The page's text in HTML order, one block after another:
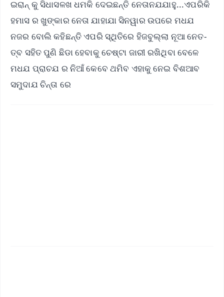
ଇରାନ୍ କୁ ସିଧାସଳଖ ଧମକି ଦେଇଛନ୍ତି ନେତାନଯଯାହୁ...ଏପରିକି
ହମାସ ର ଖୁଙ୍କାର ନେତା ଯାହାଯା ସିନୱାର ଉପରେ ମଧଯ
ନଜର ବୋଲି କହିଛନ୍ତି ଏପରି ସ୍ଥିତିରେ ହିଜବୁଲ୍ଲା ନୂଆ ନେତ-
ତ୍ବ ସହିତ ପୁଣି ଛିଡା ହେବାକୁ ଚେଷ୍ଟା ଜାରୀ ରଖିଥିବା ବେଳେ
ମଧଯ ପ୍ରାଚଯ ର ନିଆଁ କେବେ ଥମିବ ଏହାକୁ ନେଇ ବିଶଆବ
ସମୁଦାଯ ଚିନ୍ତା ରେ